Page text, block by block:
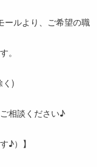
ールより、ご希望の職
。
)
相談ください♪
♪）】